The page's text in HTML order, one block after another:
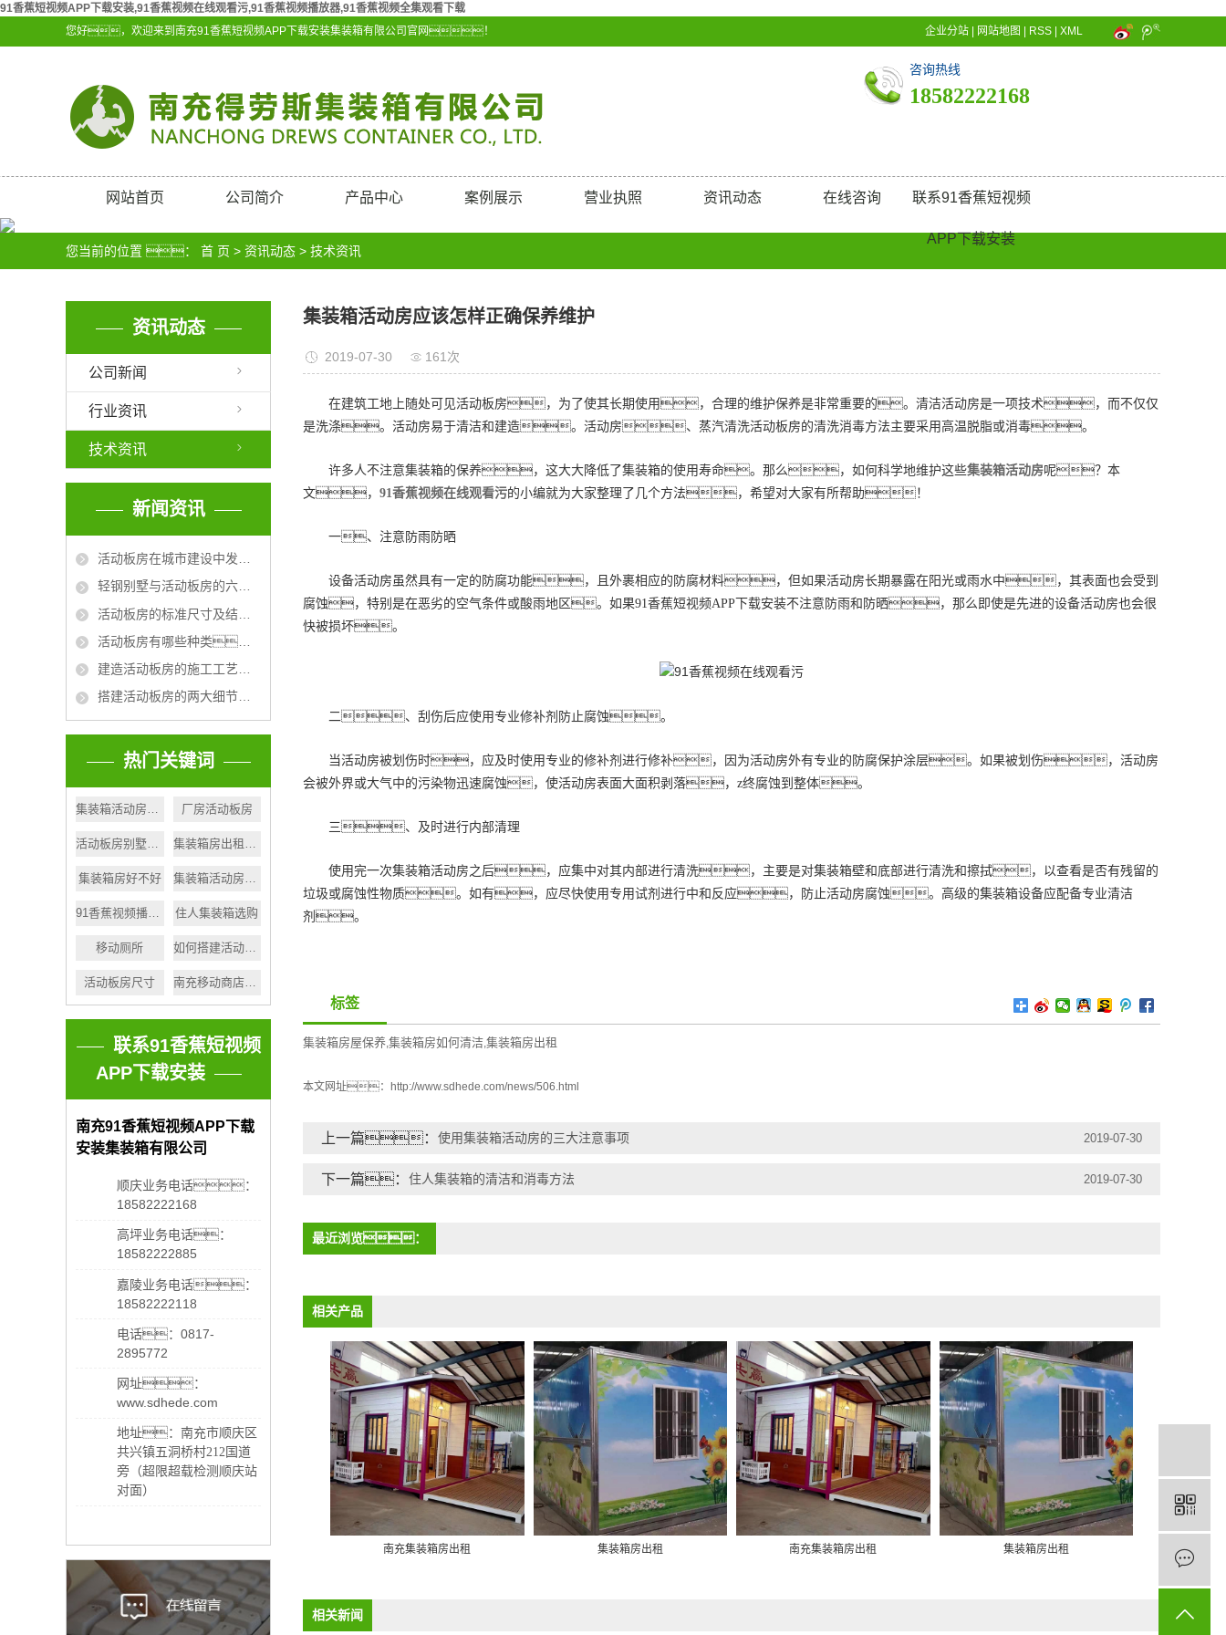
91香蕉短视频APP下载安装,91香蕉视频在线观看污,91香蕉视频播放器,91香蕉视频全集观看下载
您好，欢迎来到南充91香蕉短视频APP下载安装集装箱有限公司官网！
企业分站 网站地图 RSS XML
咨询热线
18582222168
网站首页 公司简介 产品中心
别墅风格
厕所
车库
岗亭
门禁
小店
案例展示 营业执照 资讯动态 在线咨询 联系91香蕉短视频
APP下载安装
您当前的位置 ： 首 页 > 资讯动态 > 技术资讯
资讯动态
公司新闻
行业资讯
技术资讯
新闻资讯
活动板房在城市建设中发挥的作用
轻钢别墅与活动板房的六大区别
活动板房的标准尺寸及结构规格详解
活动板房有哪些种类？
建造活动板房的施工工艺及要求
搭建活动板房的两大细节问题
热门关键词
厂房活动板房
集装箱房好不好
住人集装箱选购
移动厕所 如何搭建活动板房
活动板房尺寸 南充移动商店出售
联系91香蕉短视频
APP下载安装
南充91香蕉短视频APP下载
安装集装箱有限公司
顺庆业务电话：
18582222168
高坪业务电话：
18582222885
嘉陵业务电话：
18582222118
电话：0817-
2895772
网址：
www.sdhede.com
地址： 南充市顺庆区
共兴镇五洞桥村212国道
旁（超限超载检测顺庆站
对面）
集装箱活动房应该怎样正确保养维护
2019-07-30 161次
在建筑工地上随处可见活动板房，为了使其长期使用，合理的维护保养是非常重要的。清洁活动房是一项技术，而不仅仅
是洗涤。活动房易于清洁和建造。活动房、蒸汽清洗活动板房的清洗消毒方法主要采用高温脱脂或消毒。
许多人不注意集装箱的保养，这大大降低了集装箱的使用寿命。那么，如何科学地维护这些集装箱活动房呢？本
文， 91香蕉视频在线观看污的小编就为大家整理了几个方法，希望对大家有所帮助！
一、注意防雨防晒
设备活动房虽然具有一定的防腐功能，且外裹相应的防腐材料，但如果活动房长期暴露在阳光或雨水中，其表面也会受到
腐蚀，特别是在恶劣的空气条件或酸雨地区。如果91香蕉短视频APP下载安装不注意防雨和防晒，那么即使是先进的设备活动房也会很
快被损坏。
二、刮伤后应使用专业修补剂防止腐蚀。
当活动房被划伤时，应及时使用专业的修补剂进行修补，因为活动房外有专业的防腐保护涂层。如果被划伤，活动房
会被外界或大气中的污染物迅速腐蚀，使活动房表面大面积剥落，z终腐蚀到整体。
三、及时进行内部清理
使用完一次集装箱活动房之后，应集中对其内部进行清洗，主要是对集装箱壁和底部进行清洗和擦拭，以查看是否有残留的
垃圾或腐蚀性物质。如有，应尽快使用专用试剂进行中和反应，防止活动房腐蚀。高级的集装箱设备应配备专业清洁
剂。
标签
集装箱房屋保养 集装箱房如何清洁 集装箱房出租
本文网址： http://www.sdhede.com/news/506.html
上一篇： 使用集装箱活动房的三大注意事项 2019-07-30
下一篇： 住人集装箱的清洁和消毒方法 2019-07-30
最近浏览：
相关产品
集装箱房出租 南充集装箱房出租 集装箱房出租 南充集装箱房出租 集装箱房出租
相关新闻